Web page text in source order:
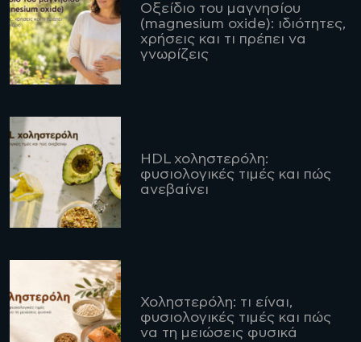
Οξείδιο του μαγνησίου
(magnesium oxide): ιδιότητες,
χρήσεις και τι πρέπει να
γνωρίζεις
HDL χοληστερόλη:
φυσιολογικές τιμές και πώς
ανεβαίνει
Χοληστερόλη: τι είναι,
φυσιολογικές τιμές και πώς
να τη μειώσεις φυσικά